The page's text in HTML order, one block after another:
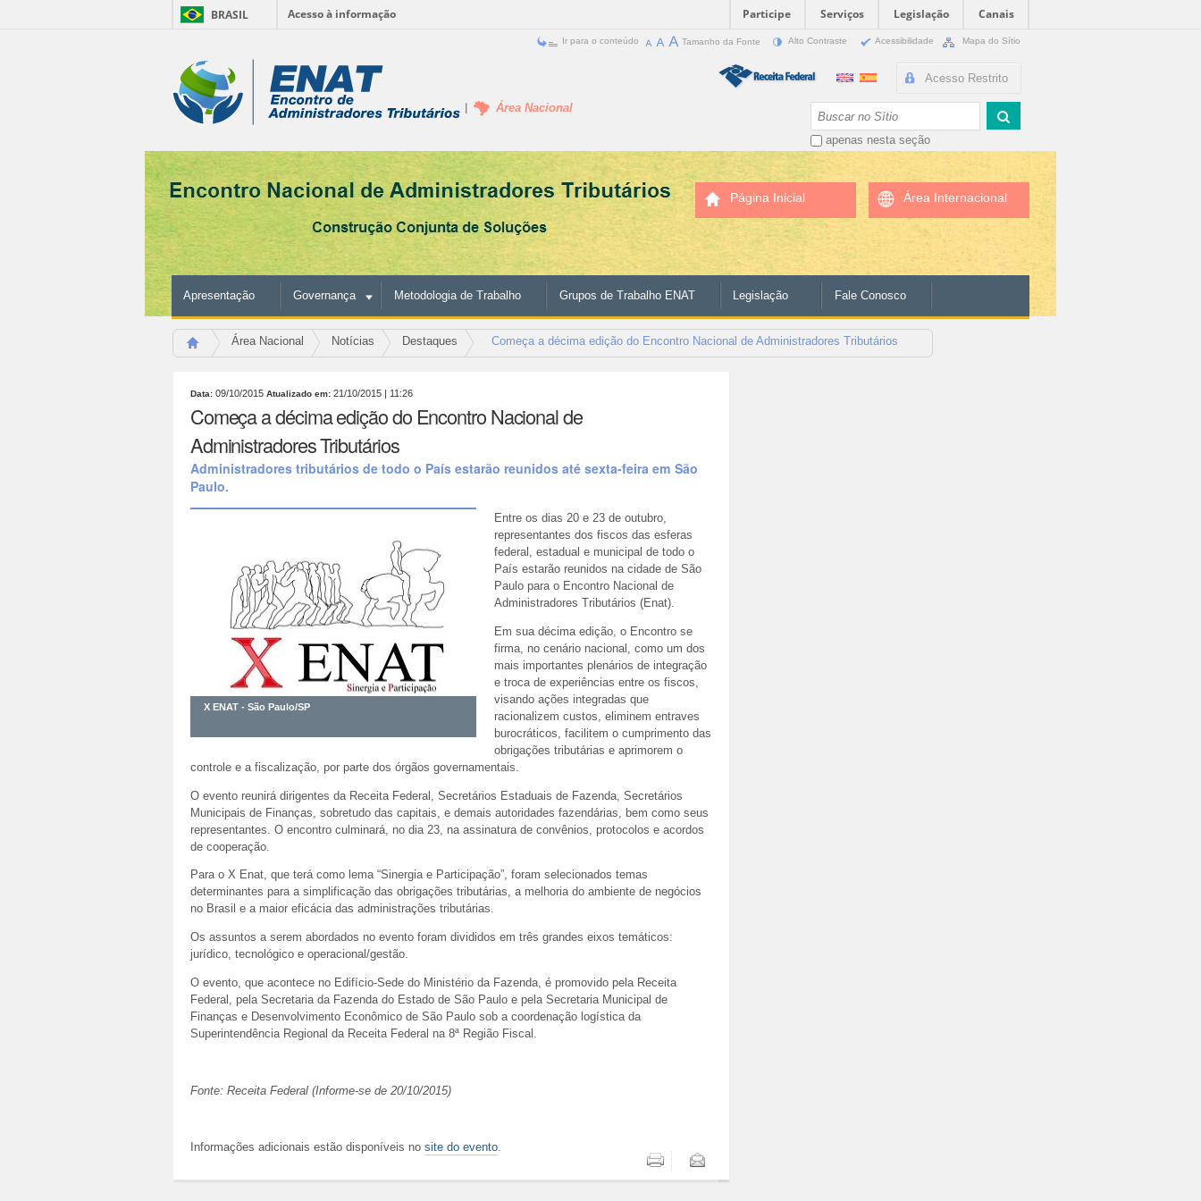
BRASIL Acesso à informação Participe Serviços Legislação
Canais
conteúdo.
a
navegação
Ir para o conteúdo Tamanho da Fonte Alto Contraste Acessibilidade Mapa do Sítio
Ferramentas
Pessoais
Acesso Restrito
apenas nesta seção
Área Nacional
Página Inicial Área Internacional
Apresentação Governança Metodologia de Trabalho Grupos de Trabalho ENAT Legislação Fale Conosco
Área Nacional Notícias Destaques Começa a décima edição do Encontro Nacional de Administradores Tributários
Data: 09/10/2015 Atualizado em: 21/10/2015 | 11:26
Começa a décima edição do Encontro Nacional de
Administradores Tributários
Administradores tributários de todo o País estarão reunidos até sexta-feira em São
Paulo.
X ENAT - São Paulo/SP
Entre os dias 20 e 23 de outubro,
representantes dos fiscos das esferas
federal, estadual e municipal de todo o
País estarão reunidos na cidade de São
Paulo para o Encontro Nacional de
Administradores Tributários (Enat).
Em sua décima edição, o Encontro se
firma, no cenário nacional, como um dos
mais importantes plenários de integração
e troca de experiências entre os fiscos,
visando ações integradas que
racionalizem custos, eliminem entraves
burocráticos, facilitem o cumprimento das
obrigações tributárias e aprimorem o
controle e a fiscalização, por parte dos órgãos governamentais.
O evento reunirá dirigentes da Receita Federal, Secretários Estaduais de Fazenda, Secretários
Municipais de Finanças, sobretudo das capitais, e demais autoridades fazendárias, bem como seus
representantes. O encontro culminará, no dia 23, na assinatura de convênios, protocolos e acordos
de cooperação.
Para o X Enat, que terá como lema “Sinergia e Participação”, foram selecionados temas
determinantes para a simplificação das obrigações tributárias, a melhoria do ambiente de negócios
no Brasil e a maior eficácia das administrações tributárias.
Os assuntos a serem abordados no evento foram divididos em três grandes eixos temáticos:
jurídico, tecnológico e operacional/gestão.
O evento, que acontece no Edifício-Sede do Ministério da Fazenda, é promovido pela Receita
Federal, pela Secretaria da Fazenda do Estado de São Paulo e pela Secretaria Municipal de
Finanças e Desenvolvimento Econômico de São Paulo sob a coordenação logística da
Superintendência Regional da Receita Federal na 8ª Região Fiscal.
Fonte: Receita Federal (Informe-se de 20/10/2015)
Informações adicionais estão disponíveis no site do evento.
Enviar